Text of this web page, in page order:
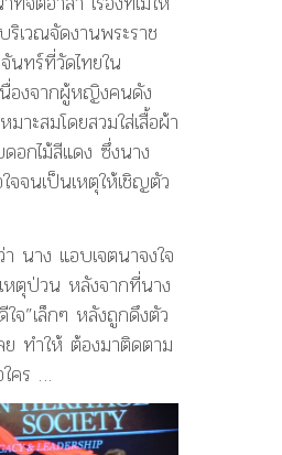
ริเวณจัดงานพระราช
นทร์ที่วัดไทยใน
นื่องจากผู้หญิงคนดัง
มาะสมโดยสวมใส่เสื้อผ้า
อกไม้สีแดง ซึ่งนาง
จจนเป็นเหตุให้เชิญตัว
า นาง แอบเจตนาจงใจ
หตุป่วน หลังจากที่นาง
ใจ”เล็กๆ หลังถูกดึงตัว
ลย ทำให้ ต้องมาติดตาม
คร …